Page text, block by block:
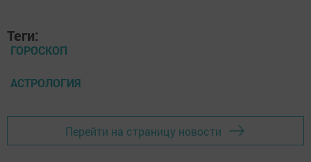
Теги:
ГОРОСКОП
АСТРОЛОГИЯ
Перейти на страницу новости